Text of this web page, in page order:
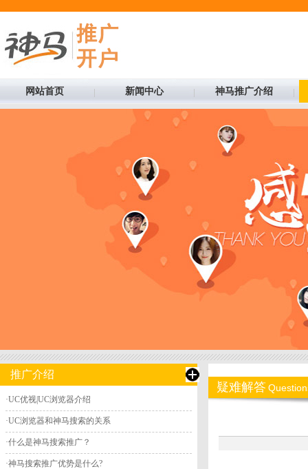
网站首页 新闻中心 神马推广介绍
推广介绍
·UC优视|UC浏览器介绍
·UC浏览器和神马搜索的关系
·什么是神马搜索推广？
·神马搜索推广优势是什么?
疑难解答